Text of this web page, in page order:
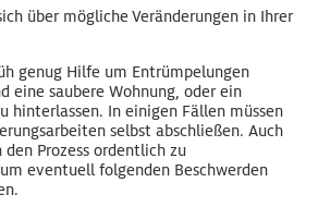
über mögliche Veränderungen in Ihrer
genug Hilfe um Entrümpelungen
eine saubere Wohnung, oder ein
hinterlassen. In einigen Fällen müssen
selbst abschließen. Auch
den Prozess ordentlich zu
eventuell folgenden Beschwerden